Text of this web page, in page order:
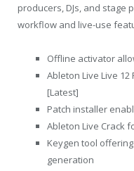
producers, DJs, and stage
workflow and live-use
Offline activator
Ableton Live Live 12
[Latest]
Patch installer
Ableton Live Crack
Keygen tool
generation